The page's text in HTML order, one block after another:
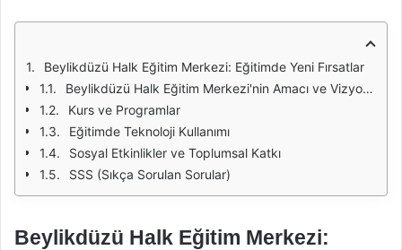
Beylikdüzü Halk Eğitim Merkezi: Eğitimde Yeni Fırsatlar
Beylikdüzü Halk Eğitim Merkezi'nin Amacı ve Vizyonu
Kurs ve Programlar
Eğitimde Teknoloji Kullanımı
Sosyal Etkinlikler ve Toplumsal Katkı
SSS (Sıkça Sorulan Sorular)
Beylikdüzü Halk Eğitim Merkezi: